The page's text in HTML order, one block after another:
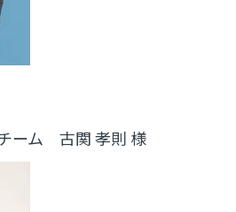
ーム 古関 孝則 様